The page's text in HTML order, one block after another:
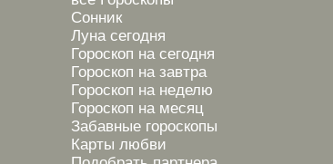
Сонник
Луна сегодня
Гороскоп на сегодня
Гороскоп на завтра
Гороскоп на неделю
Гороскоп на месяц
Забавные гороскопы
Карты любви